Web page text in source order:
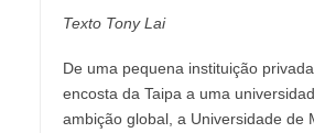
Texto Tony Lai
De uma pequena instituição
encosta da Taipa a uma
ambição global, a Universidade de